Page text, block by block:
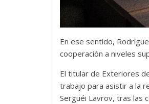
En ese sentido,
cooperación a niveles
El titular de Exteriores
trabajo para asistir a la
Serguéi Lavrov, tras las